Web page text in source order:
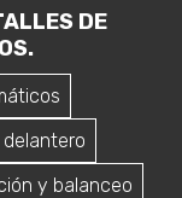
DE
y balanceo